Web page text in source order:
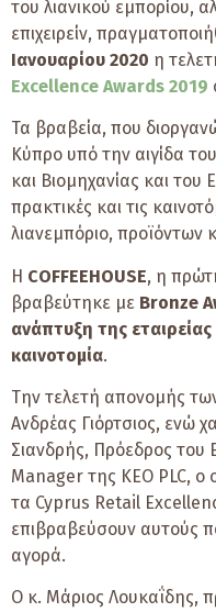
του λιανικού εμπορίου,
επιχειρείν,
Ιανουαρίου 2020 η
Excellence Awards 2019
Τα βραβεία, που
Κύπρο υπό την αιγίδα
και Βιομηχανίας και του
πρακτικές και τις
λιανεμπόριο, προϊόντων
Η COFFEEHOUSE, η
βραβεύτηκε με Bronze
ανάπτυξη της
καινοτομία.
Την τελετή απονομής
Ανδρέας Γιόρτσιος, ενώ
Σιανδρής, Πρόεδρος του
Manager της KEO PLC, ο
τα Cyprus Retail
επιβραβεύσουν αυτούς
αγορά.
Ο κ. Μάριος Λουκαΐδης,